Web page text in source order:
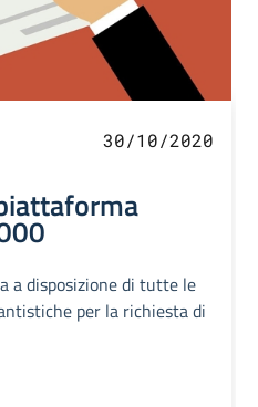
30/10/2020
a disposizione di tutte le
per la richiesta di